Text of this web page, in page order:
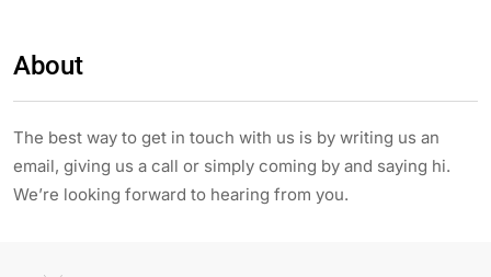
About
The best way to get in touch with us is by writing us an
email, giving us a call or simply coming by and saying hi.
We’re looking forward to hearing from you.